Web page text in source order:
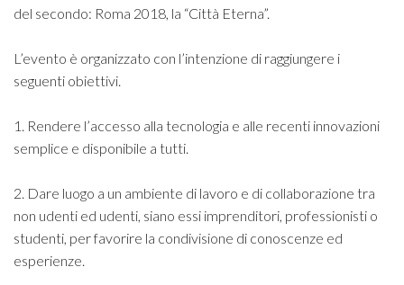
del secondo: Roma 2018, la “Città Eterna”.
L’evento è organizzato con l’intenzione di raggiungere i
seguenti obiettivi.
1. Rendere l’accesso alla tecnologia e alle recenti innovazioni
semplice e disponibile a tutti.
2. Dare luogo a un ambiente di lavoro e di collaborazione tra
non udenti ed udenti, siano essi imprenditori, professionisti o
studenti, per favorire la condivisione di conoscenze ed
esperienze.